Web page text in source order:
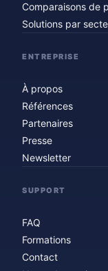
Comparaisons de
Solutions par
ENTREPRISE
À propos
Références
Partenaires
Presse
Newsletter
SUPPORT
FAQ
Formations
Contact